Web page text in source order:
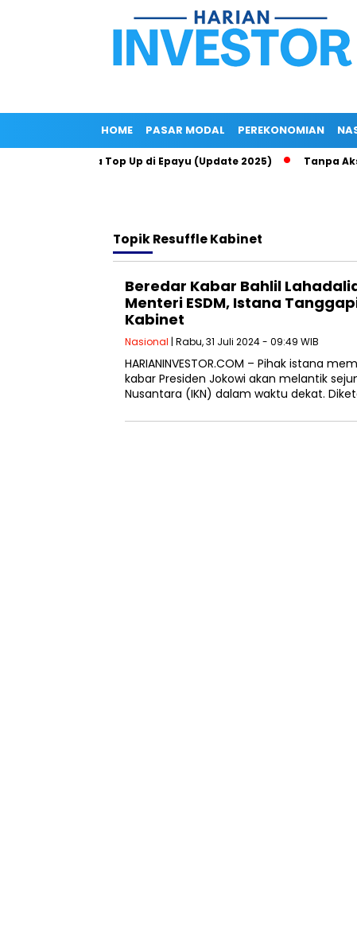
HOME PASAR MODAL PEREKONOMIAN
BRI via Jasa Top Up di Epayu (Update 2025) Tanpa Aksi
TopikResuffle Kabinet
Beredar Kabar Bahlil
Menteri ESDM, Istana
Kabinet
Nasional | Rabu, 31 Juli 2024 - 09:49 WIB
HARIANINVESTOR.COM – Pihak istana
kabar Presiden Jokowi akan melantik
Nusantara (IKN) dalam waktu dekat.